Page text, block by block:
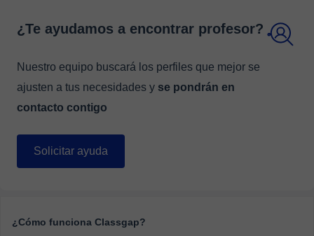
¿Te ayudamos a encontrar profesor?
Nuestro equipo buscará los perfiles que mejor se
ajusten a tus necesidades y se pondrán en
contacto contigo
Solicitar ayuda
¿Cómo funciona Classgap?